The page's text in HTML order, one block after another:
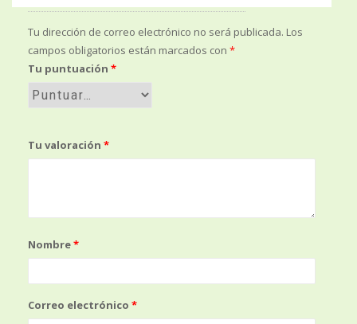
Tu dirección de correo electrónico no será publicada. Los
campos obligatorios están marcados con *
Tu puntuación *
Tu valoración *
Nombre*
Correo electrónico *